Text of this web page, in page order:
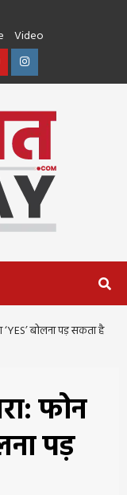
Video
Instagram
‘YES’ बोलना पड़ सकता है
फोन
पड़